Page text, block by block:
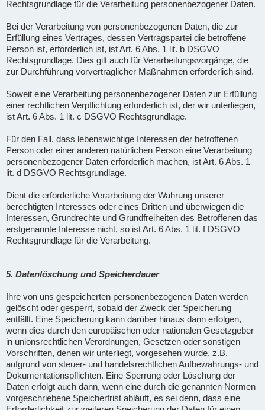
Rechtsgrundlage für die Verarbeitung personenbezogener Daten.
Bei der Verarbeitung von personenbezogenen Daten, die zur
Erfüllung eines Vertrages, dessen Vertragspartei die betroffene
Person ist, erforderlich ist, ist Art. 6 Abs. 1 lit. b DSGVO
Rechtsgrundlage. Dies gilt auch für Verarbeitungsvorgänge, die
zur Durchführung vorvertraglicher Maßnahmen erforderlich sind.
Soweit eine Verarbeitung personenbezogener Daten zur Erfüllung
einer rechtlichen Verpflichtung erforderlich ist, der wir unterliegen,
ist Art. 6 Abs. 1 lit. c DSGVO Rechtsgrundlage.
Für den Fall, dass lebenswichtige Interessen der betroffenen
Person oder einer anderen natürlichen Person eine Verarbeitung
personenbezogener Daten erforderlich machen, ist Art. 6 Abs. 1
lit. d DSGVO Rechtsgrundlage.
Dient die erforderliche Verarbeitung der Wahrung unserer
berechtigten Interesses oder eines Dritten und überwiegen die
Interessen, Grundrechte und Grundfreiheiten des Betroffenen das
erstgenannte Interesse nicht, so ist Art. 6 Abs. 1 lit. f DSGVO
Rechtsgrundlage für die Verarbeitung.
5. Datenlöschung und Speicherdauer
Ihre von uns gespeicherten personenbezogenen Daten werden
gelöscht oder gesperrt, sobald der Zweck der Speicherung
entfällt. Eine Speicherung kann darüber hinaus dann erfolgen,
wenn dies durch den europäischen oder nationalen Gesetzgeber
in unionsrechtlichen Verordnungen, Gesetzen oder sonstigen
Vorschriften, denen wir unterliegt, vorgesehen wurde, z.B.
aufgrund von steuer- und handelsrechtlichen Aufbewahrungs- und
Dokumentationspflichten. Eine Sperrung oder Löschung der
Daten erfolgt auch dann, wenn eine durch die genannten Normen
vorgeschriebene Speicherfrist abläuft, es sei denn, dass eine